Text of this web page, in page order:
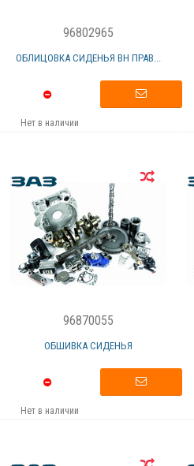
96802965
ОБЛИЦОВКА СИДЕНЬЯ ВН ПРАВ...
Нет в наличии
96870055
ОБШИВКА СИДЕНЬЯ
Нет в наличии